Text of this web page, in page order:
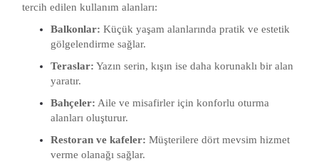
tercih edilen kullanım alanları:
Balkonlar: Küçük yaşam alanlarında pratik ve estetik
gölgelendirme sağlar.
Teraslar: Yazın serin, kışın ise daha korunaklı bir alan
yaratır.
Bahçeler: Aile ve misafirler için konforlu oturma
alanları oluşturur.
Restoran ve kafeler: Müşterilere dört mevsim hizmet
verme olanağı sağlar.